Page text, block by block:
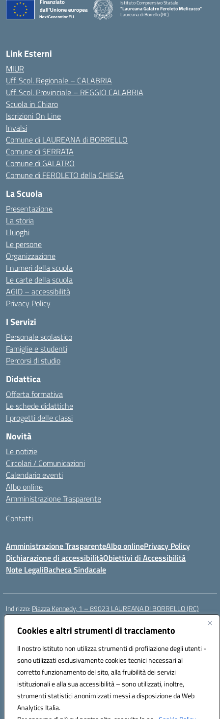
Cookies e altri strumenti di tracciamento
Il nostro Istituto non utilizza strumenti di profilazione degli utenti -
sono utilizzati esclusivamente cookies tecnici necessari al
corretto funzionamento del sito, alla fruibilità dei servizi
istituzionali e alla sua accessibilità – sono utilizzati, inoltre,
strumenti statistici anonimizzati messi a disposizione da Web
Analytics Italia.
Istituto Comprensivo Statale
"Laureana Galatro Feroleto Melicucco"
Laureana di Borrello (RC)
Link Esterni
MIUR
Uff. Scol. Regionale – CALABRIA
Uff. Scol. Provinciale – REGGIO CALABRIA
Scuola in Chiaro
Iscrizioni On Line
Invalsi
Comune di LAUREANA di BORRELLO
Comune di SERRATA
Comune di GALATRO
Comune di FEROLETO della CHIESA
La Scuola
Presentazione
La storia
I luoghi
Le persone
Organizzazione
I numeri della scuola
Le carte della scuola
AGID – accessibilità
Privacy Policy
I Servizi
Personale scolastico
Famiglie e studenti
Percorsi di studio
Didattica
Offerta formativa
Le schede didattiche
I progetti delle classi
Novità
Le notizie
Circolari / Comunicazioni
Calendario eventi
Albo online
Amministrazione Trasparente
Contatti
Amministrazione TrasparenteAlbo onlinePrivacy Policy
Dichiarazione di accessibilitàObiettivi di Accessibilità
Note LegaliBacheca Sindacale
Indirizzo: Piazza Kennedy, 1 – 89023 LAUREANA DI BORRELLO (RC)
Centralino:
Posta elettronica certificata (PEC):rcic84800t@pec.istruzione.it
Codice fiscale: 82000940807
Codice meccanografico:RCIC84800T
Codice Indice delle Pubbliche Amministrazioni (IPA): istsc_rcic84800t
Codice unico di fatturazione (CUF): UF3A7N
Hosting & Powered by 3D Solution S.r.l.